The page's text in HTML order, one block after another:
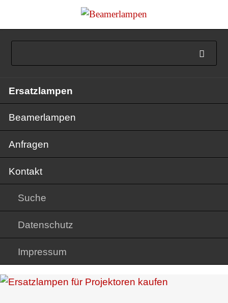
überspringen
Ersatzlampen
Beamerlampen
Anfragen
Kontakt
Suche
Datenschutz
Impressum